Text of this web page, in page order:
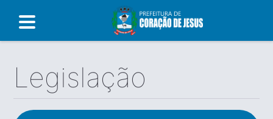
Legislação